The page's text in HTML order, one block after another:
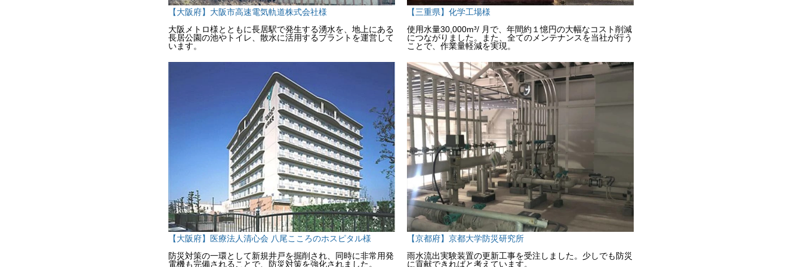
【大阪府】大阪市高速電気軌道株式会社様
大阪メトロ様とともに長居駅で発生する湧水を、地上にある
長居公園の池やトイレ、散水に活用するプラントを運営して
います。
【三重県】化学工場様
使用水量30,000m³/ 月で、年間約１憶円の大幅なコスト削減
につながりました。また、全てのメンテナンスを当社が行う
ことで、作業量軽減を実現。
【大阪府】医療法人清心会 八尾こころのホスピタル様
防災対策の一環として新規井戸を掘削され、同時に非常用発
電機も完備されることで、防災対策を強化されました。
【京都府】京都大学防災研究所
雨水流出実験装置の更新工事を受注しました。少しでも防災
に貢献できればと考えています。